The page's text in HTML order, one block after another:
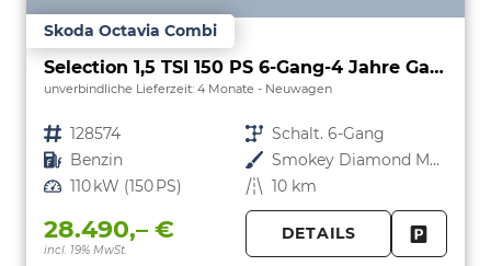
Skoda Octavia Combi
Selection 1,5 TSI 150 PS 6-Gang-4 Jahre Garantie-Anhängerkupplung schwenkbar-PDC vorne und hinten-Sitzheizung-Smart Link
unverbindliche Lieferzeit: 4 Monate Neuwagen
Fahrzeugnr. 128574 Getriebe Schalt. 6-Gang
Kraftstoff Benzin Außenfarbe
Smokey Diamond Metallic
Leistung 110 kW (150 PS) Kilometerstand 10 km
28.490,– €
incl. 19% MwSt.
DETAILS